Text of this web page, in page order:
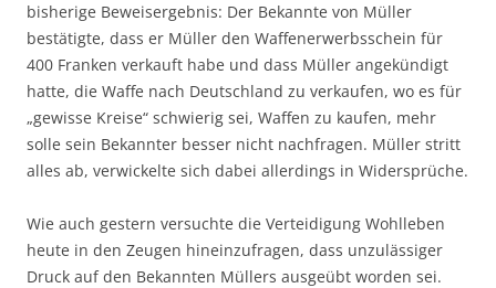
bisherige Beweisergebnis: Der Bekannte von Müller
bestätigte, dass er Müller den Waffenerwerbsschein für
400 Franken verkauft habe und dass Müller angekündigt
hatte, die Waffe nach Deutschland zu verkaufen, wo es für
„gewisse Kreise“ schwierig sei, Waffen zu kaufen, mehr
solle sein Bekannter besser nicht nachfragen. Müller stritt
alles ab, verwickelte sich dabei allerdings in Widersprüche.
Wie auch gestern versuchte die Verteidigung Wohlleben
heute in den Zeugen hineinzufragen, dass unzulässiger
Druck auf den Bekannten Müllers ausgeübt worden sei.